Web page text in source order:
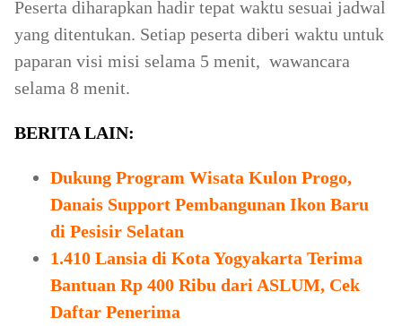
Peserta diharapkan hadir tepat waktu sesuai jadwal
yang ditentukan. Setiap peserta diberi waktu untuk
paparan visi misi selama 5 menit, wawancara
selama 8 menit.
BERITA LAIN:
Dukung Program Wisata Kulon Progo,
Danais Support Pembangunan Ikon Baru
di Pesisir Selatan
1.410 Lansia di Kota Yogyakarta Terima
Bantuan Rp 400 Ribu dari ASLUM, Cek
Daftar Penerima